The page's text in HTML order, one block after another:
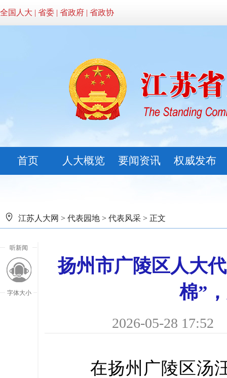
全国人大 | 省委 | 省政府 | 省政协
首页 人大概览 要闻资讯 权威发布
江苏人大网 > 代表园地 > 代表风采 > 正文
听新闻
字体大小
扬州市广陵区人大
棉”
2026-05-28 17:52
在扬州广陵区汤汪